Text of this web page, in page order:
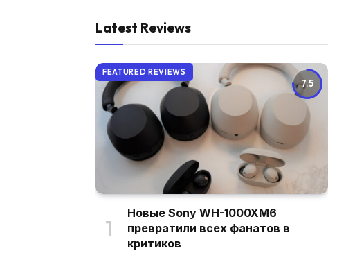
Latest Reviews
7.5
FEATURED REVIEWS
Новые Sony WH-1000XM6
превратили всех фанатов в
критиков